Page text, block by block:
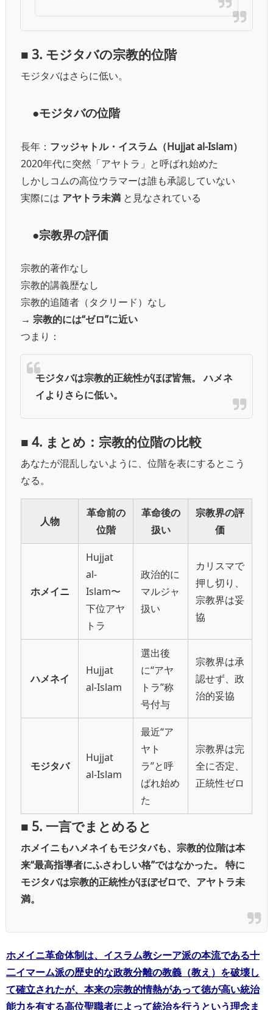
■ 3. モジタバの宗教的位階
モジタバはさらに低い。
●モジタバの位階
長年： フッジャトル・イスラム（Hujjat al-Islam）
2020年代に突然「アヤトラ」と呼ばれ始めた
しかしコムの高位ウラマーは誰も承認していない
実際には アヤトラ未満 と見なされている
●宗教界の評価
宗教的著作なし
宗教的講義歴なし
宗教的追随者（タクリード）なし
→ 宗教的には“ゼロ”に近い
つまり：
モジタバは宗教的正統性がほぼ皆無。
ハメネ
イよりさらに低い。
■ 4. まとめ：宗教的位階の比較
あなたが混乱しないように、位階を表にするとこう
なる。
人物
革命前の
位階
革命後の
扱い
宗教界の評
価
ホメイニ
Hujjat
al-
Islam〜
下位アヤ
トラ
政治的に
マルジャ
扱い
カリスマで
押し切り、
宗教界は妥
協
ハメネイ
Hujjat
al-Islam
選出後
に“アヤ
トラ”称
号付与
宗教界は承
認せず、政
治的妥協
モジタバ
Hujjat
al-Islam
最近“ア
ヤト
ラ”と呼
ばれ始め
た
宗教界は完
全に否定、
正統性ゼロ
■ 5. 一言でまとめると
ホメイニもハメネイもモジタバも、宗教的位階は本
来“最高指導者にふさわしい格”ではなかった。
特に
モジタバは宗教的正統性がほぼゼロで、アヤトラ未
満。
ホメイニ革命体制は、イスラム教シーア派の本流である十
二イマーム派の歴史的な政教分離の教義（教え）を破壊し
て確立されたが、本来の宗教的情熱があって徳が高い統治
能力を有する高位聖職者によって統治を行うという理念ま